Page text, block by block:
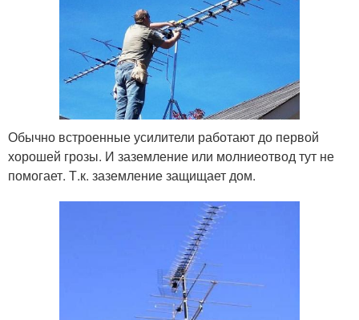
Обычно встроенные усилители работают до первой
хорошей грозы. И заземление или молниеотвод тут не
помогает. Т.к. заземление защищает дом.